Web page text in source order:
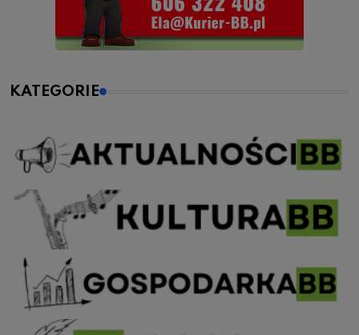
KATEGORIE